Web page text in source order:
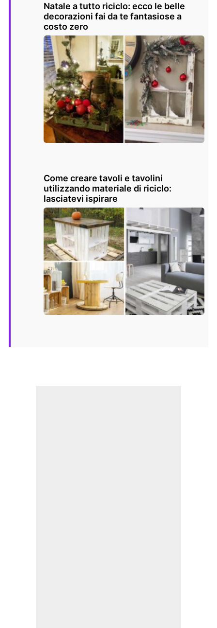
Natale a tutto riciclo: ecco le belle
decorazioni fai da te fantasiose a
costo zero
Come creare tavoli e tavolini
utilizzando materiale di riciclo:
lasciatevi ispirare